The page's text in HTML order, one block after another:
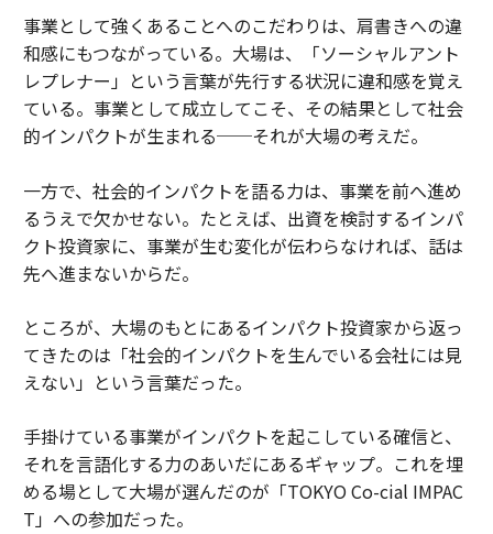
事業として強くあることへのこだわりは、肩書きへの違
和感にもつながっている。大場は、「ソーシャルアント
レプレナー」という言葉が先行する状況に違和感を覚え
ている。事業として成立してこそ、その結果として社会
的インパクトが生まれる──それが大場の考えだ。
一方で、社会的インパクトを語る力は、事業を前へ進め
るうえで欠かせない。たとえば、出資を検討するインパ
クト投資家に、事業が生む変化が伝わらなければ、話は
先へ進まないからだ。
ところが、大場のもとにあるインパクト投資家から返っ
てきたのは「社会的インパクトを生んでいる会社には見
えない」という言葉だった。
手掛けている事業がインパクトを起こしている確信と、
それを言語化する力のあいだにあるギャップ。これを埋
める場として大場が選んだのが「TOKYO Co-cial IMPAC
T」への参加だった。